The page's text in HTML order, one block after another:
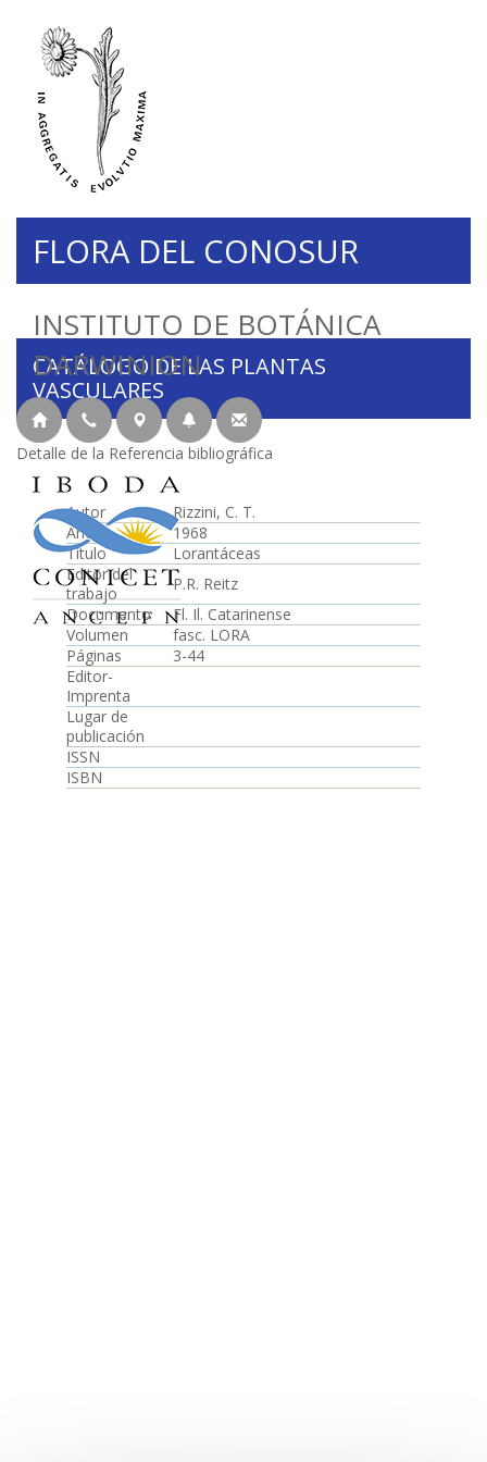
INSTITUTO DE BOTÁNICA
DARWINION
FLORA DEL CONOSUR
CATÁLOGO DE LAS PLANTAS
VASCULARES
Detalle de la Referencia bibliográfica
Autor
Rizzini, C. T.
Año
1968
Título
Lorantáceas
Editor del
trabajo
P.R. Reitz
Documento
Fl. Il. Catarinense
Volumen
fasc. LORA
Páginas
3-44
Editor-
Imprenta
Lugar de
publicación
ISSN
ISBN